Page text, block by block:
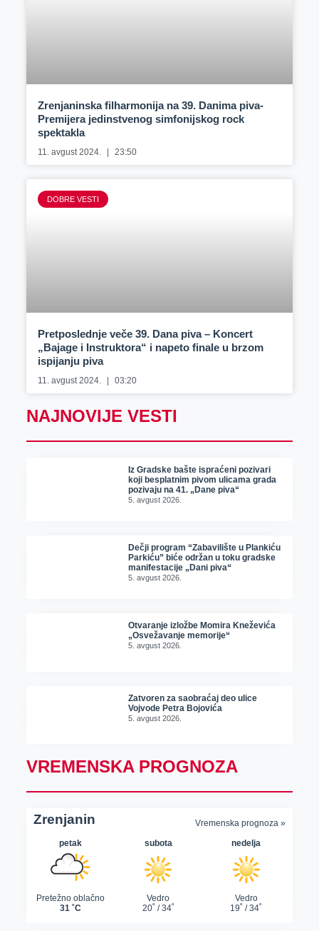
Zrenjaninska filharmonija na 39. Danima piva-
Premijera jedinstvenog simfonijskog rock
spektakla
11. avgust 2024. 23:50
DOBRE VESTI
Pretposlednje veče 39. Dana piva – Koncert
„Bajage i Instruktora“ i napeto finale u brzom
ispijanju piva
11. avgust 2024. 03:20
NAJNOVIJE VESTI
Iz Gradske bašte ispraćeni pozivari
koji besplatnim pivom ulicama grada
pozivaju na 41. „Dane piva“
5. avgust 2026.
Dečji program “Zabavilište u Plankiću
Parkiću” biće održan u toku gradske
manifestacije „Dani piva“
5. avgust 2026.
Otvaranje izložbe Momira Kneževića
„Osvežavanje memorije“
5. avgust 2026.
Zatvoren za saobraćaj deo ulice
Vojvode Petra Bojovića
5. avgust 2026.
VREMENSKA PROGNOZA